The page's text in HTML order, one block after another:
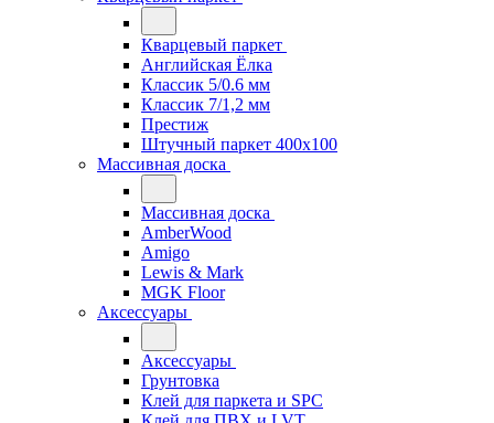
Кварцевый паркет
Английская Ёлка
Классик 5/0.6 мм
Классик 7/1,2 мм
Престиж
Штучный паркет 400x100
Массивная доска
Массивная доска
AmberWood
Amigo
Lewis & Mark
MGK Floor
Аксессуары
Аксессуары
Грунтовка
Клей для паркета и SPC